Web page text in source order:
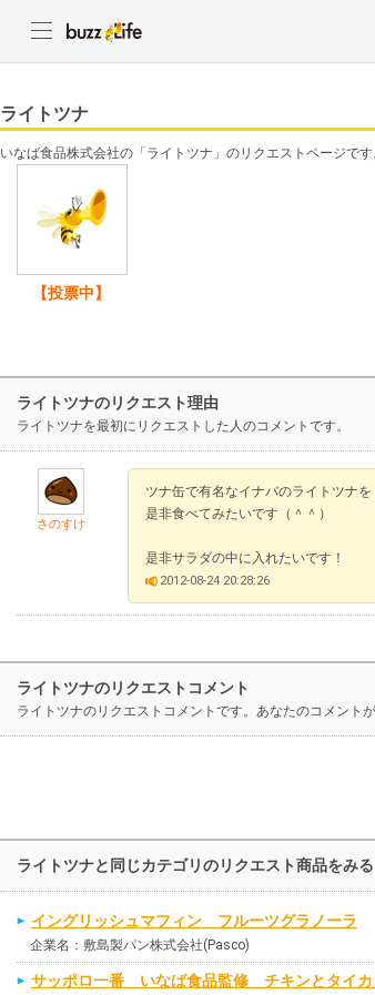
ライトツナ
いなば食品株式会社の「ライトツナ」のリクエストページです
【投票中】
ライトツナのリクエスト理由
ライトツナを最初にリクエストした人のコメントです。
さのすけ
ツナ缶で有名なイナバのライトツナを
是非食べてみたいです（＾＾）
是非サラダの中に入れたいです！
2012-08-24 20:28:26
ライトツナのリクエストコメント
ライトツナのリクエストコメントです。あなたのコメント
ライトツナと同じカテゴリのリクエスト商品をみる
イングリッシュマフィン フルーツグラノーラ
企業名：敷島製パン株式会社(Pasco)
サッポロ一番 いなば食品監修 チキンとタイ